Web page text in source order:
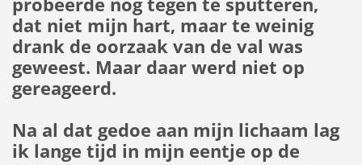
dat niet mijn hart, maar te weinig
drank de oorzaak van de val was
geweest. Maar daar werd niet op
gereageerd.
Na al dat gedoe aan mijn lichaam lag
ik lange tijd in mijn eentje op de